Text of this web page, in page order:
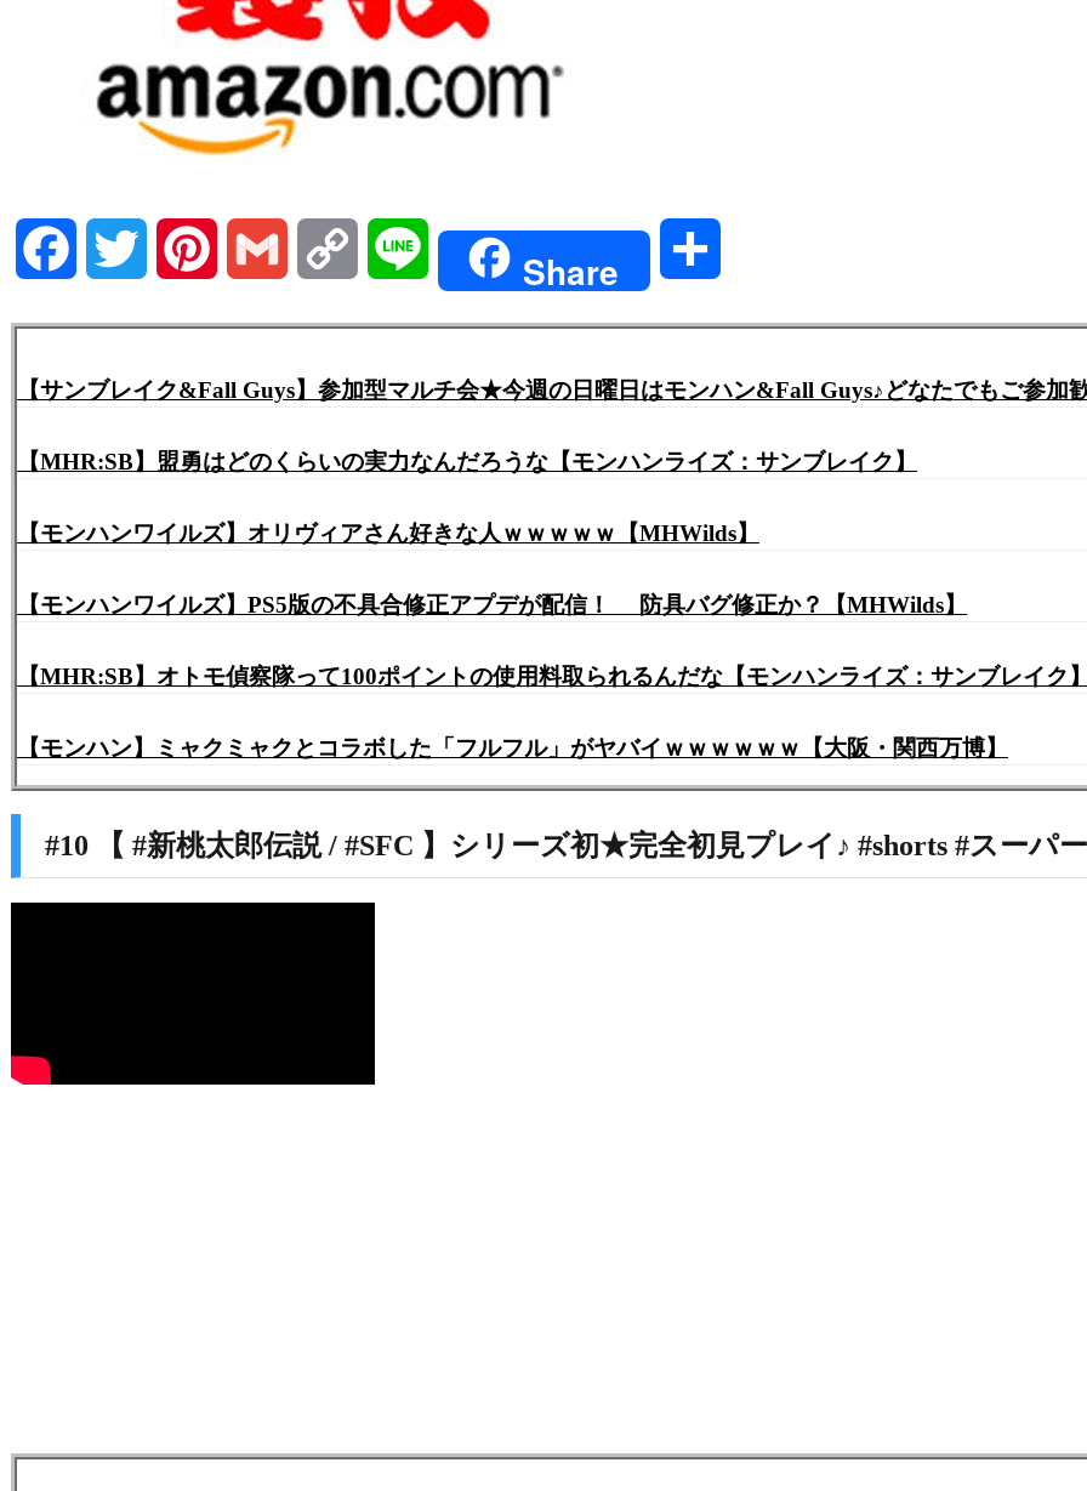
Facebook Twitter Pinterest Gmail Copy Share
【MHR:SB】盟勇はどのくらいの実力なんだろうな【モンハンライズ：サンブレイク】
【モンハンワイルズ】オリヴィアさん好きな人ｗｗｗｗｗ【MHWilds】
【モンハンワイルズ】PS5版の不具合修正アプデが配信！ 防具バグ修正か？【MHWilds】
【MHR:SB】オトモ偵察隊って100ポイントの使用料取られるんだな【モンハンライズ：サンブレイク
【モンハン】ミャクミャクとコラボした「フルフル」がヤバイｗｗｗｗｗｗ【大阪・関西万博】
#10 【 #新桃太郎伝説 / #SFC 】シリーズ初★完全初見プレイ♪ #shorts #スーパ